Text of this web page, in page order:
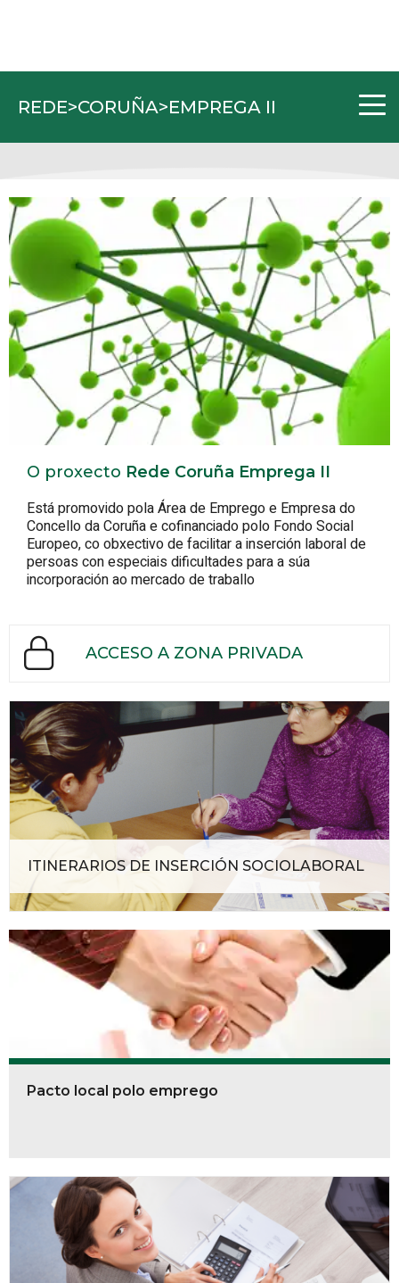
REDE>CORUÑA>EMPREGA II
O proxecto Rede Coruña Emprega II
Está promovido pola Área de Emprego e Empresa do
Concello da Coruña e cofinanciado polo Fondo Social
Europeo, co obxectivo de facilitar a inserción laboral de
persoas con especiais dificultades para a súa
incorporación ao mercado de traballo
ACCESO A ZONA PRIVADA
ITINERARIOS DE INSERCIÓN SOCIOLABORAL
Pacto local polo emprego